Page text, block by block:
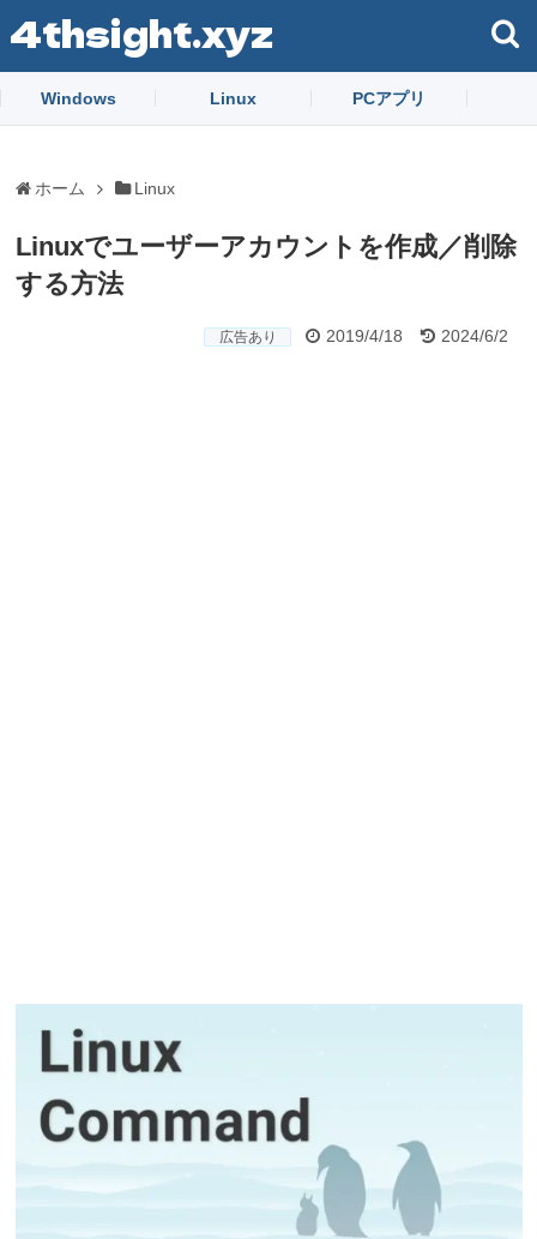
4thsight.xyz
Windows Linux PCアプリ
ホーム Linux
Linuxでユーザーアカウントを作成／削除
する方法
広告あり 2019/4/18 2024/6/2